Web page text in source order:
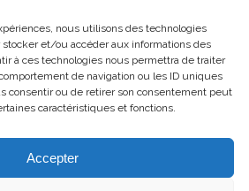
nous utilisons des technologies
et/ou accéder aux informations des
à ces technologies nous permettra de traiter
de navigation ou les ID uniques
consentir ou de retirer son consentement peut
caractéristiques et fonctions.
Accepter